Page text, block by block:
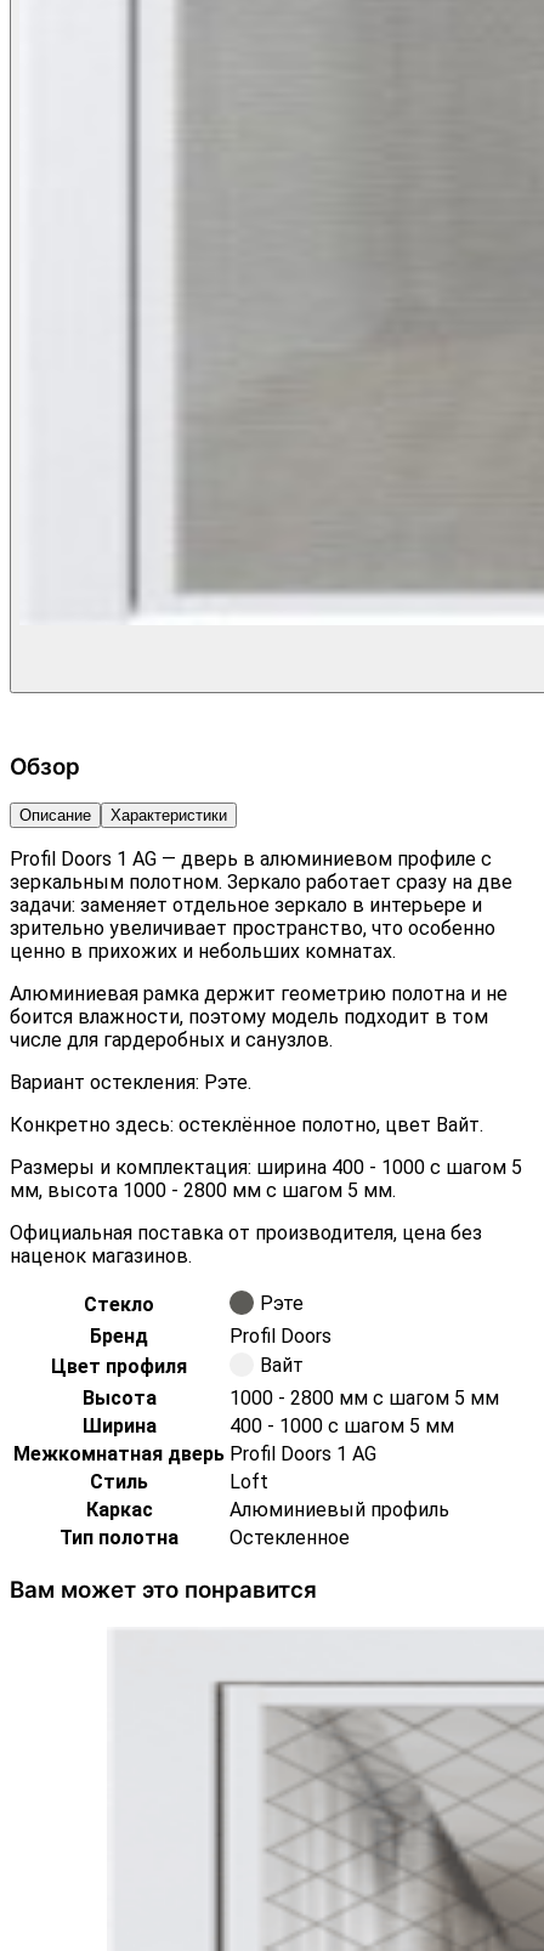
Обзор
Описание Характеристики
Profil Doors 1 AG — дверь в алюминиевом профиле с
зеркальным полотном. Зеркало работает сразу на две
задачи: заменяет отдельное зеркало в интерьере и
зрительно увеличивает пространство, что особенно
ценно в прихожих и небольших комнатах.
Алюминиевая рамка держит геометрию полотна и не
боится влажности, поэтому модель подходит в том
числе для гардеробных и санузлов.
Вариант остекления: Рэте.
Конкретно здесь: остеклённое полотно, цвет Вайт.
Размеры и комплектация: ширина 400 - 1000 с шагом 5
мм, высота 1000 - 2800 мм с шагом 5 мм.
Официальная поставка от производителя, цена без
наценок магазинов.
Стекло
Рэте
Бренд
Profil Doors
Цвет профиля
Вайт
Высота
1000 - 2800 мм с шагом 5 мм
Ширина
400 - 1000 с шагом 5 мм
Межкомнатная дверь Profil Doors 1 AG
Стиль
Loft
Каркас
Алюминиевый профиль
Тип полотна
Остекленное
Вам может это понравится